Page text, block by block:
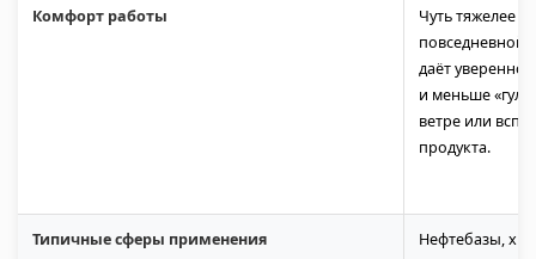
Комфорт работы
Чуть тяжелее в
повседневной
даёт
и меньше
ветре или
продукта.
Типичные сферы применения
Нефтебазы,